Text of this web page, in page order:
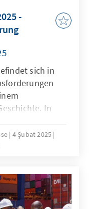
-
sich in
In
konfrontiert,
des
der
im Sudan und
4 Şubat 2025